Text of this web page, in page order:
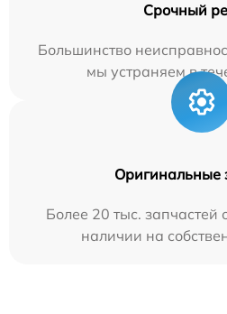
Срочный
Большинство
мы устраняем в
Оригинальные
Более 20 тыс. запчастей
наличии на